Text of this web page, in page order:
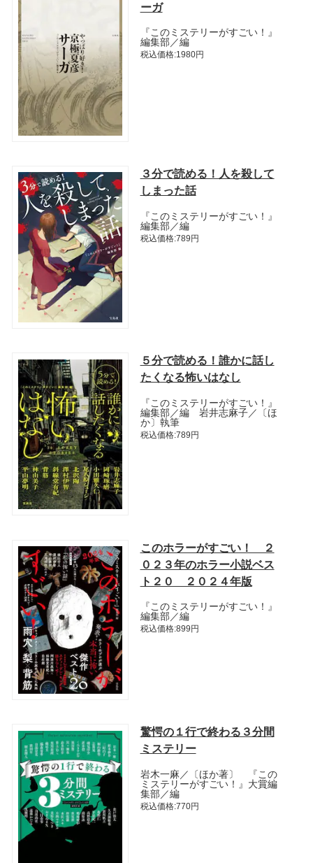
ーガ
『このミステリーがすごい！』
編集部／編
税込価格:1980円
３分で読める！人を殺して
しまった話
『このミステリーがすごい！』
編集部／編
税込価格:789円
５分で読める！誰かに話し
たくなる怖いはなし
『このミステリーがすごい！』
編集部／編 岩井志麻子／〔ほ
か〕執筆
税込価格:789円
このホラーがすごい！ ２
０２３年のホラー小説ベス
ト２０ ２０２４年版
『このミステリーがすごい！』
編集部／編
税込価格:899円
驚愕の１行で終わる３分間
ミステリー
岩木一麻／〔ほか著〕 『この
ミステリーがすごい！』大賞編
集部／編
税込価格:770円